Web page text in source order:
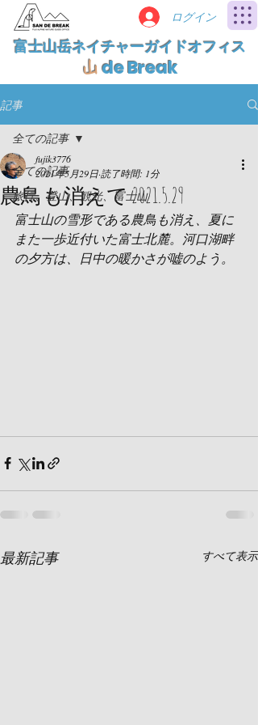
富士山岳ネイチャーガイドオフィス
山 de Break
ログイン
記事
全ての記事
旅行、登山、観光、富士山
全ての記事
農鳥も消えて 2021.5.29
fujik3776
2021年5月29日読了時間: 1分
富士山の雪形である農鳥も消え、夏に
また一歩近付いた富士北麓。河口湖畔
の夕方は、日中の暖かさが嘘のよう。
最新記事 すべて表示